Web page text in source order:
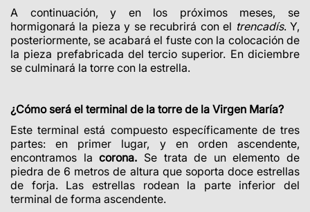
A continuación, y en los próximos meses, se
hormigonará la pieza y se recubrirá con el trencadís. Y,
posteriormente, se acabará el fuste con la colocación de
la pieza prefabricada del tercio superior. En diciembre
se culminará la torre con la estrella.
¿Cómo será el terminal de la torre de la Virgen María?
Este terminal está compuesto específicamente de tres
partes: en primer lugar, y en orden ascendente,
encontramos lacorona. Se trata de un elemento de
piedra de 6 metros de altura que soporta doce estrellas
de forja. Las estrellas rodean la parte inferior del
terminal de forma ascendente.